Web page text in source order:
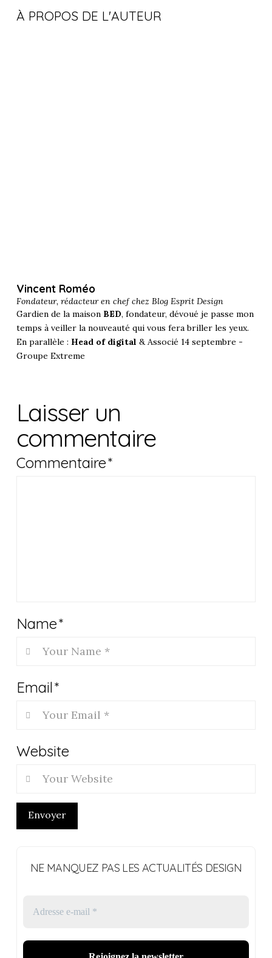
À PROPOS DE L'AUTEUR
Vincent Roméo
Fondateur, rédacteur en chef chez Blog Esprit Design
Gardien de la maison BED, fondateur, dévoué je passe mon
temps à veiller la nouveauté qui vous fera briller les yeux.
En parallèle : Head of digital & Associé 14 septembre -
Groupe Extreme
Laisser un
commentaire
Commentaire*
Name*
Email*
Website
Envoyer
NE MANQUEZ PAS LES ACTUALITÉS DESIGN